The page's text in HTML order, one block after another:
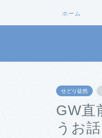
ホーム
せどり徒然
GW直
うお話